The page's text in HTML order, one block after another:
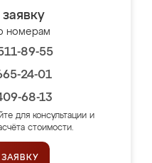
номерам
89-55
24-01
68-13
для консультации и
стоимости.